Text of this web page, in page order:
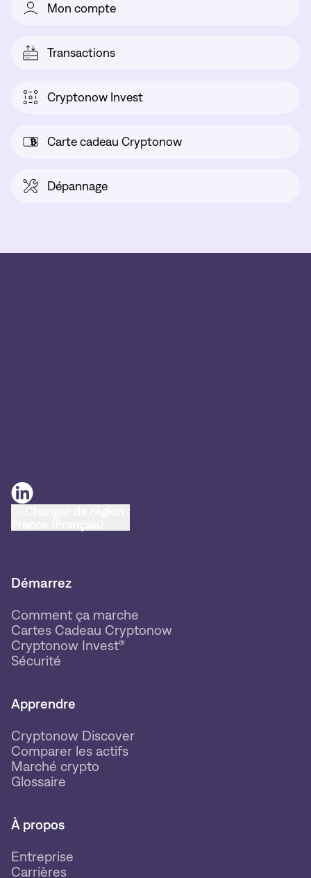
Mon compte
Transactions
Cryptonow Invest
Carte cadeau Cryptonow
Dépannage
Démarrez
Comment ça marche
Cartes Cadeau Cryptonow
Cryptonow Invest®
Sécurité
Apprendre
Cryptonow Discover
Comparer les actifs
Marché crypto
Glossaire
À propos
Entreprise
Carrières